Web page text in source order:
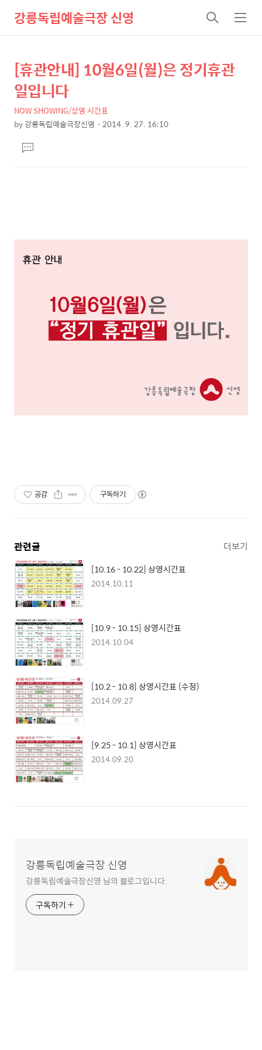
강릉독립예술극장 신영
검
색
메
뉴
상
세
컨
텐
본
문
제
목
[휴관안내] 10월6일(월)은 정기휴관
일입니다
NOW SHOWING/상영 시간표
by강릉독립예술극장신영 2014. 9. 27. 16:10
문댓
글
공감 구독하기
관련글 더보기
[10.16 - 10.22] 상영시간표
2014.10.11
[10.9 - 10.15] 상영시간표
2014.10.04
[10.2 - 10.8] 상영시간표 (수정)
2014.09.27
[9.25 - 10.1] 상영시간표
2014.09.20
강릉독립예술극장 신영
강릉독립예술극장신영 님의 블로그입니다.
구독하기